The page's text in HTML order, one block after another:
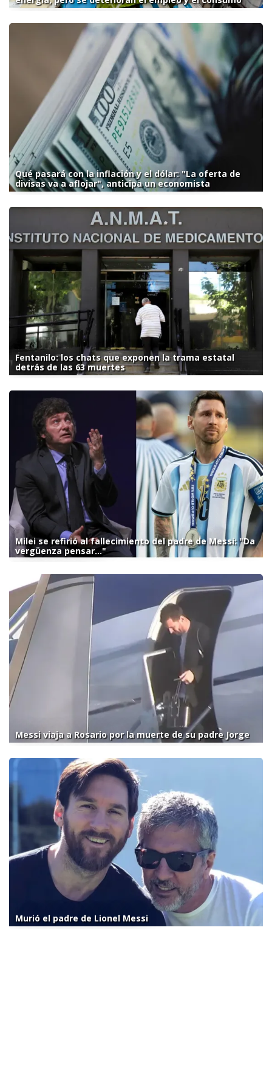
Qué pasará con la inflación y el dólar: "La oferta de
divisas va a aflojar", anticipa un economista
Fentanilo: los chats que exponen la trama estatal
detrás de las 63 muertes
Milei se refirió al fallecimiento del padre de Messi: "Da
vergüenza pensar..."
Messi viaja a Rosario por la muerte de su padre Jorge
Murió el padre de Lionel Messi